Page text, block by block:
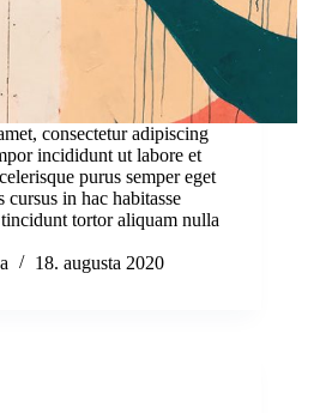
consectetur adipiscing
incididunt ut labore et
purus semper eget
in hac habitasse
tortor aliquam nulla
18. augusta 2020